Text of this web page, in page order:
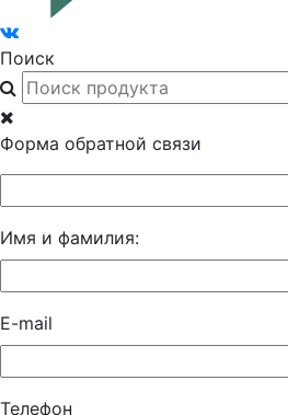
Поиск
Форма обратной связи
Имя и фамилия:
E-mail
Телефон